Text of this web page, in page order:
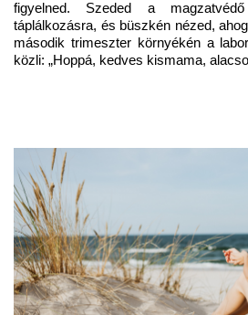
figyelned. Szeded a
táplálkozásra, és büszkén nézed,
második trimeszter környékén a
közli: „Hoppá, kedves kismama,